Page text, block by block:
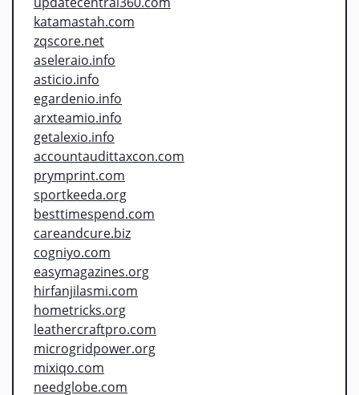
katamastah.com
zqscore.net
aseleraio.info
asticio.info
egardenio.info
arxteamio.info
getalexio.info
accountaudittaxcon.com
prymprint.com
sportkeeda.org
besttimespend.com
careandcure.biz
cogniyo.com
easymagazines.org
hirfanjilasmi.com
hometricks.org
leathercraftpro.com
microgridpower.org
mixiqo.com
needglobe.com